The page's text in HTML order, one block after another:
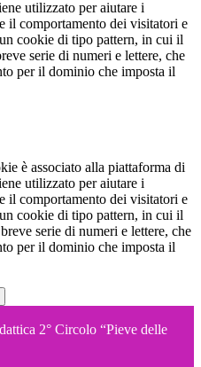
utilizzato per aiutare i
il comportamento dei visitatori e
cookie di tipo pattern, in cui il
serie di numeri e lettere, che
per il dominio che imposta il
è associato alla piattaforma di
utilizzato per aiutare i
il comportamento dei visitatori e
cookie di tipo pattern, in cui il
serie di numeri e lettere, che
per il dominio che imposta il
2° Circolo “Pieve delle